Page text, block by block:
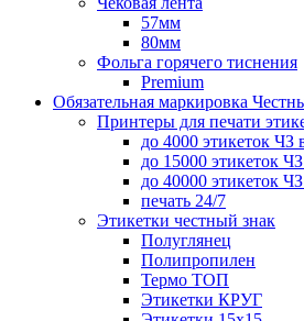
57мм
80мм
Фольга горячего тиснения
Premium
Обязательная маркировка
Принтеры для печати
до 4000 этикеток ЧЗ
до 15000 этикеток
до 40000 этикеток
печать 24/7
Этикетки честный знак
Полуглянец
Полипропилен
Термо ТОП
Этикетки КРУГ